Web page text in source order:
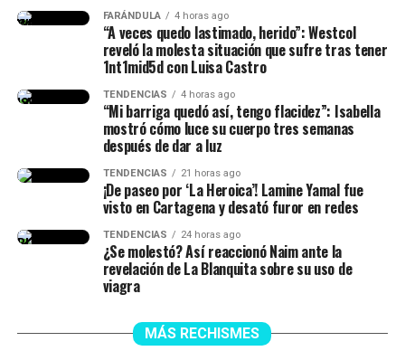
“Esa operación es muy
brusca (…) Me dijeron que
me pondrían unos puntos
que se van a desaparecer
solos, pero que no se me
podría parar (…) ¿Y uno
cómo controla eso, si yo
vivo parolo? (…) Y que no
puedo tener relaciones
sexuales en dos meses”,
concluyó.
FARÁNDULA 4 horas ago
“A veces quedo lastimado, herido”: Westcol
reveló la molesta situación que sufre tras tener
1nt1mid5d con Luisa Castro
TENDENCIAS 4 horas ago
“Mi barriga quedó así, tengo flacidez”: Isabella
mostró cómo luce su cuerpo tres semanas
después de dar a luz
TENDENCIAS 21 horas ago
¡De paseo por ‘La Heroica’! Lamine Yamal fue
visto en Cartagena y desató furor en redes
TENDENCIAS 24 horas ago
¿Se molestó? Así reaccionó Naim ante la
revelación de La Blanquita sobre su uso de
viagra
MÁS RECHISMES